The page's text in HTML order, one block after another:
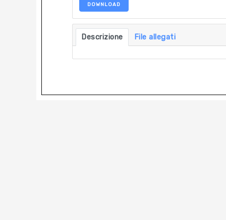
DOWNLOAD
Descrizione File allegati